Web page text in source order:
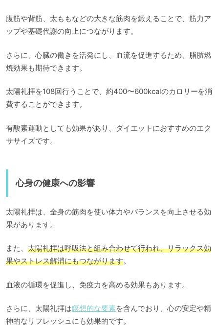
腹筋や背筋、太ももなどの大きな筋肉を鍛えることで、筋力ア
ップや基礎代謝の向上につながります。
さらに、心臓の働きを活発にし、血流を促進するため、脂肪燃
焼効果も期待できます。
太陽礼拝を108回行うことで、約400〜600kcalのカロリーを消
費することができます。
有酸素運動としても効果があり、ダイエットにおすすめのエク
ササイズです。
心身の健康への影響
太陽礼拝は、全身の筋肉を使い体力やバランスを向上させる効
果があります。
また、 太陽礼拝は呼吸法と組み合わせて行われ、リラックス効
果やストレス解消にもつながります。
血液の循環を促進し、免疫力を高める効果もあります。
さらに、太陽礼拝は瞑想的な要素を含んでおり、心の安定や精
神的なリフレッシュにも効果的です。